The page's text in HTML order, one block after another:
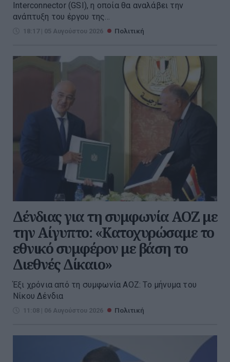
Interconnector (GSI), η οποία θα αναλάβει την
ανάπτυξη του έργου της...
18:17 | 05 Αυγούστου 2026 Πολιτική
Δένδιας για τη συμφωνία ΑΟΖ με
την Αίγυπτο: «Κατοχυρώσαμε το
εθνικό συμφέρον με βάση το
Διεθνές Δίκαιο»
Έξι χρόνια από τη συμφωνία ΑΟΖ: Το μήνυμα του
Νίκου Δένδια
11:08 | 06 Αυγούστου 2026 Πολιτική